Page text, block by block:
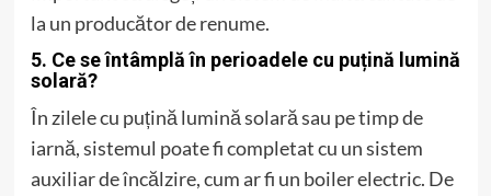
la un producător de renume.
5. Ce se întâmplă în perioadele cu puțină lumină
solară?
În zilele cu puțină lumină solară sau pe timp de
iarnă, sistemul poate fi completat cu un sistem
auxiliar de încălzire, cum ar fi un boiler electric. De